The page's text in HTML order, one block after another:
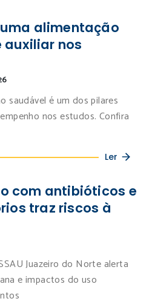
alimentação
nos
saudável é um dos pilares
nos estudos. Confira
Ler
com antibióticos e
traz riscos à
Juazeiro do Norte alerta
e impactos do uso